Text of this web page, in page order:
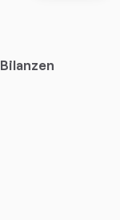
Bilanzen